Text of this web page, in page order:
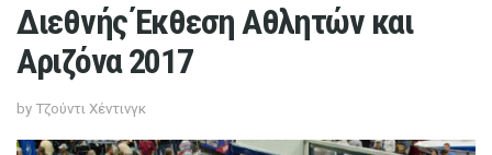
Διεθνής Έκθεση Αθλητών και
Αριζόνα 2017
by Τζούντι Χέντινγκ